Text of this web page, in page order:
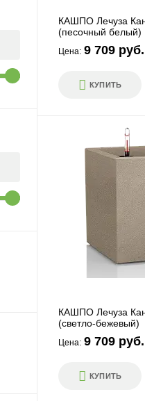
КАШПО Лечуза
(песочный белый)
Цена: 9 709 руб.
КУПИТЬ
КАШПО Лечуза
(светло-бежевый)
Цена: 9 709 руб.
КУПИТЬ